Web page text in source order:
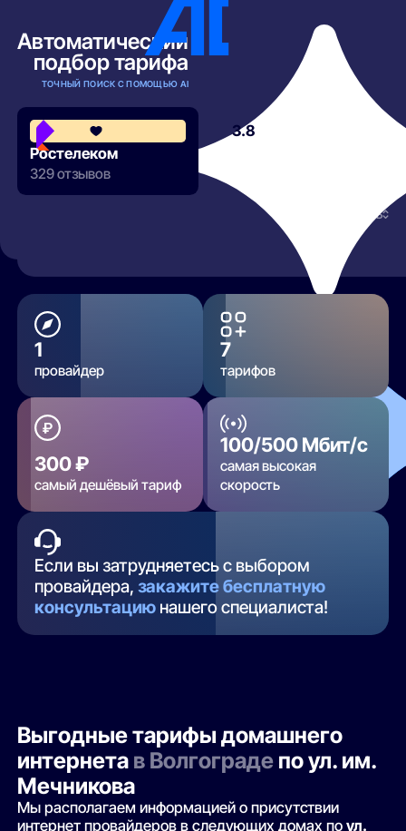
Автоматический
подбор тарифа
ТОЧНЫЙ ПОИСК С ПОМОЩЬЮ AI
3.8
Ростелеком
329 отзывов
РАЗВЕРНУТЬ
1
провайдер
7
тарифов
300 ₽
самый дешёвый тариф
100/500 Мбит/с
самая высокая
скорость
Если вы затрудняетесь с выбором
провайдера,закажите бесплатную
консультацию нашего специалиста!
Выгодные тарифы домашнего
интернета в Волгограде по ул. им.
Мечникова
Мы располагаем информацией о присутствии
интернет провайдеров в следующих домах поул.